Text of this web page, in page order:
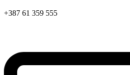
+387 61 359 555